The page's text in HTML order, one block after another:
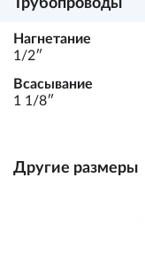
Трубопроводы
Нагнетание
1/2ʺ
Всасывание
1 1/8ʺ
Другие размеры